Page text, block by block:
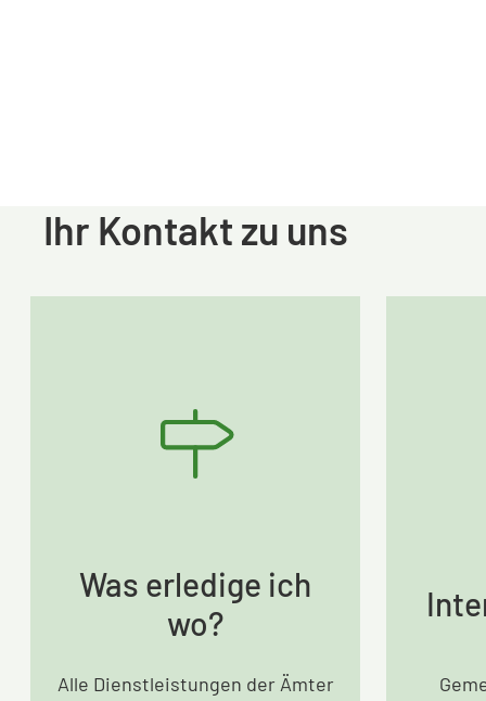
Ihr Kontakt zu uns
Was erledige ich
wo?
Alle Dienstleistungen der Ämter